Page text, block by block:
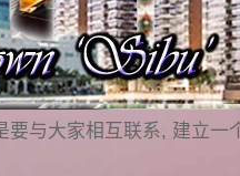
与大家相互联系, 建立一